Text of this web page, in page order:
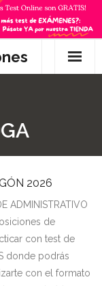
de ley
¿Y
2026
ADMINISTRATIVO
de
con test de
donde podrás
con el formato